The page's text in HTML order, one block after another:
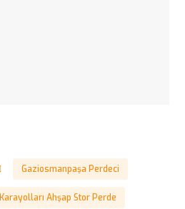
Gaziosmanpaşa Perdeci
Karayolları Ahşap Stor Perde